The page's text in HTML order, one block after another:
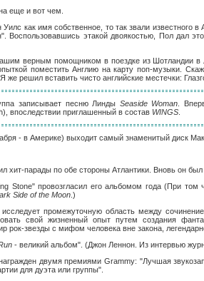
еще и вот чем.
как имя собственное, то так звали известного
Воспользовавшись этакой двоякостью, Пол дал
верным помощником в поездке из Шотландии в
поместить Англию на карту поп-музыки.
решил вставить чисто английские местечки:
записывает песню Линды Seaside Woman .
впоследствии приглашенный в состав WINGS.
- в Америке) выходит самый знаменитый диск
хит-парады по обе стороны Атлантики. Вновь он
Stone" провозгласил его альбомом года (При
Side of the Moon.)
исследует промежуточную область между
свой жизненный опыт путем создания
рок-звезды с мифом человека вне закона,
- великий альбом". (Джон Леннон. Из интервью
двумя премиями Grammy: "Лучшая
для дуэта или группы".